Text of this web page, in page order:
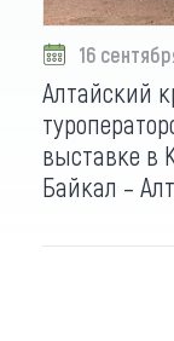
16
Алтайский
выставке в
Байкал –